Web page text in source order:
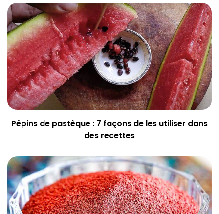
Pépins de pastèque : 7 façons de les utiliser dans
des recettes